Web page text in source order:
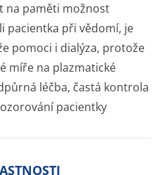
na paměti možnost
pacientka při vědomí, je
pomoci i dialýza, protože
míře na plazmatické
léčba, častá kontrola
pacientky